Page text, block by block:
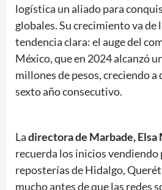
logística un aliado para
globales. Su crecimiento va de
tendencia clara: el auge del
México, que en 2024 alcanzó
millones de pesos, creciendo
sexto año consecutivo​.
Ladirectora de Marbade, Elsa
recuerda los inicios
reposterías de Hidalgo,
mucho antes de que las redes